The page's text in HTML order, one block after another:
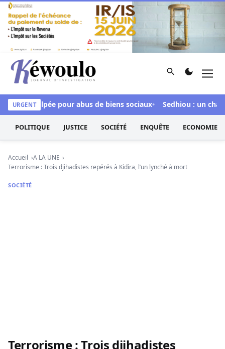
Aller au contenu
Kéwoulo, le premier site d'information et d'investigation
Rechercher
URGENT
inculpée pour abus de biens sociaux Sedhiou : un
POLITIQUE JUSTICE SOCIÉTÉ ENQUÊTE ECONOMIE
Accueil
A LA UNE
Terrorisme : Trois djihadistes repérés à Kidira, l’un lynché à mort
SOCIÉTÉ
Terrorisme : Trois djihadistes